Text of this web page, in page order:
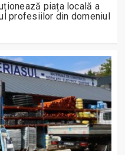
piața locală a
profesiilor din domeniul